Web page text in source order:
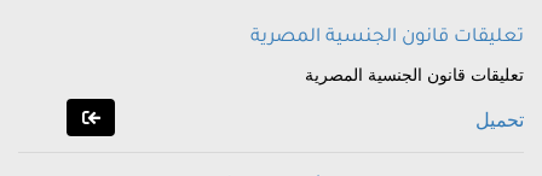
تعليقات قانون الجنسية المصرية
تعليقات قانون الجنسية المصرية
تحميل